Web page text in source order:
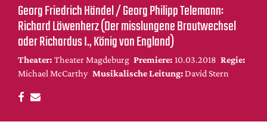
Internationales
Nachrufe
Medientipps
DdB-map
Kalender
Premierensuche
Georg Friedrich Händel / Georg Philipp Telemann:
Richard Löwenherz (Der misslungene Brautwechsel
oder Richardus I., König von England)
Theater: Theater Magdeburg Premiere: 10.03.2018 Regie:
Michael McCarthy Musikalische Leitung: David Stern